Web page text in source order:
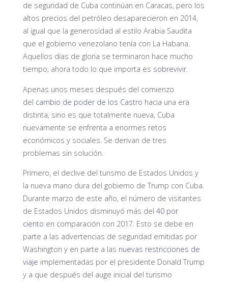
de seguridad de Cuba continúan en Caracas, pero los
altos precios del petróleo desaparecieron en 2014,
al igual que la generosidad al estilo Arabia Saudita
que el gobierno venezolano tenía con La Habana.
Aquellos días de gloria se terminaron hace mucho
tiempo; ahora todo lo que importa es sobrevivir.
Apenas unos meses después del comienzo
del cambio de poder de los Castro hacia una era
distinta, sino es que totalmente nueva, Cuba
nuevamente se enfrenta a enormes retos
económicos y sociales. Se derivan de tres
problemas sin solución.
Primero, el declive del turismo de Estados Unidos y
la nueva mano dura del gobierno de Trump con Cuba.
Durante marzo de este año, el número de visitantes
de Estados Unidos disminuyó más del 40 por
ciento en comparación con 2017. Esto se debe en
parte a las advertencias de seguridad emitidas por
Washington y en parte a las nuevas restricciones de
viaje implementadas por el presidente Donald Trump
y a que después del auge inicial del turismo